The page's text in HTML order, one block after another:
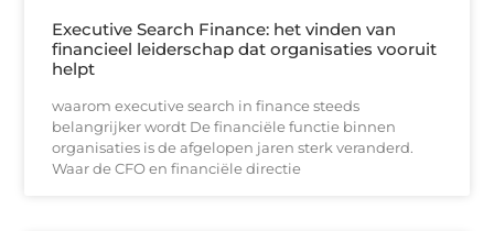
Executive Search Finance: het vinden van
financieel leiderschap dat organisaties vooruit
helpt
waarom executive search in finance steeds
belangrijker wordt De financiële functie binnen
organisaties is de afgelopen jaren sterk veranderd.
Waar de CFO en financiële directie